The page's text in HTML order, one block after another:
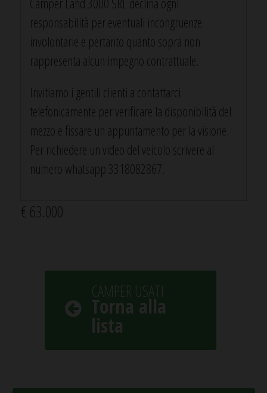
responsabilità per eventuali incongruenze
involontarie e pertanto quanto sopra non
rappresenta alcun impegno contrattuale.
Invitiamo i gentili clienti a contattarci
telefonicamente per verificare la disponibilità del
mezzo e fissare un appuntamento per la visione.
Per richiedere un video del veicolo scrivere al
numero whatsapp 3318082867.
€ 63.000
CAMPER USATI
Torna alla
lista